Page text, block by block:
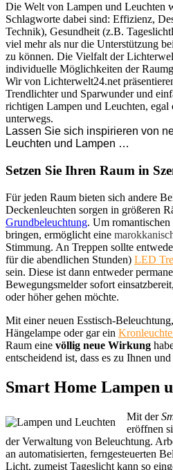
Die Welt von Lampen und Leuchten
Schlagworte dabei sind: Effizienz,
Technik), Gesundheit (z.B.
viel mehr als nur die Unterstützung
zu können. Die Vielfalt der
individuelle Möglichkeiten der
Wir von Lichterwelt24.net
Trendlichter und Sparwunder und
richtigen Lampen und Leuchten,
unterwegs.
Lassen Sie sich inspirieren von
Leuchten und Lampen …
Setzen Sie Ihren Raum in
Für jeden Raum bieten sich andere
Deckenleuchten sorgen in größeren
Grundbeleuchtung. Um
bringen, ermöglicht eine
Stimmung. An Treppen sollte
für die abendlichen Stunden) LED
sein. Diese ist dann entweder
Bewegungsmelder sofort
oder höher gehen möchte.
Mit einer neuen Esstisch-
Hängelampe oder gar ein
Raum eine völlig neue Wirkung
entscheidend ist, dass es zu Ihnen
Smart Home Lampen
Mit der
eröffnen
der Verwaltung von Beleuchtung.
an automatisierten, ferngesteuerten
Licht, zumeist Tageslicht kann so